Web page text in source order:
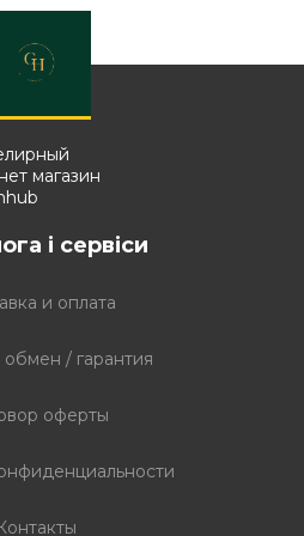
дизайну
і яким каменем. Якщо потрібно
кристалами Сваровські,
буде значно вище. В
вироби зі вставками з
з білим, жовтим, червоним
без каменів, але з
із золота і срібла від
і сервіси
и оплата
обмен / гарантия
оферты